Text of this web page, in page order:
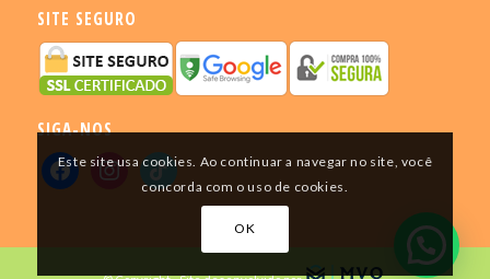
SITE SEGURO
SIGA-NOS
Este site usa cookies. Ao continuar a navegar no site, você
concorda com o uso de cookies.
OK